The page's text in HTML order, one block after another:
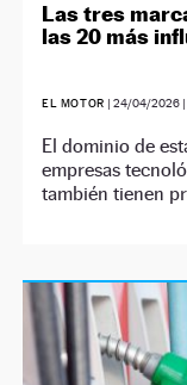
Las tres
las 20 más
EL MOTOR | 24/04/2026|
El dominio de
empresas
también tienen